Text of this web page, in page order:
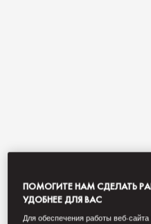
SHIRVAN
ПОМОГИТЕ НАМ СДЕЛАТЬ
УДОБНЕЕ ДЛЯ ВАС
Для обеспечения работы веб-